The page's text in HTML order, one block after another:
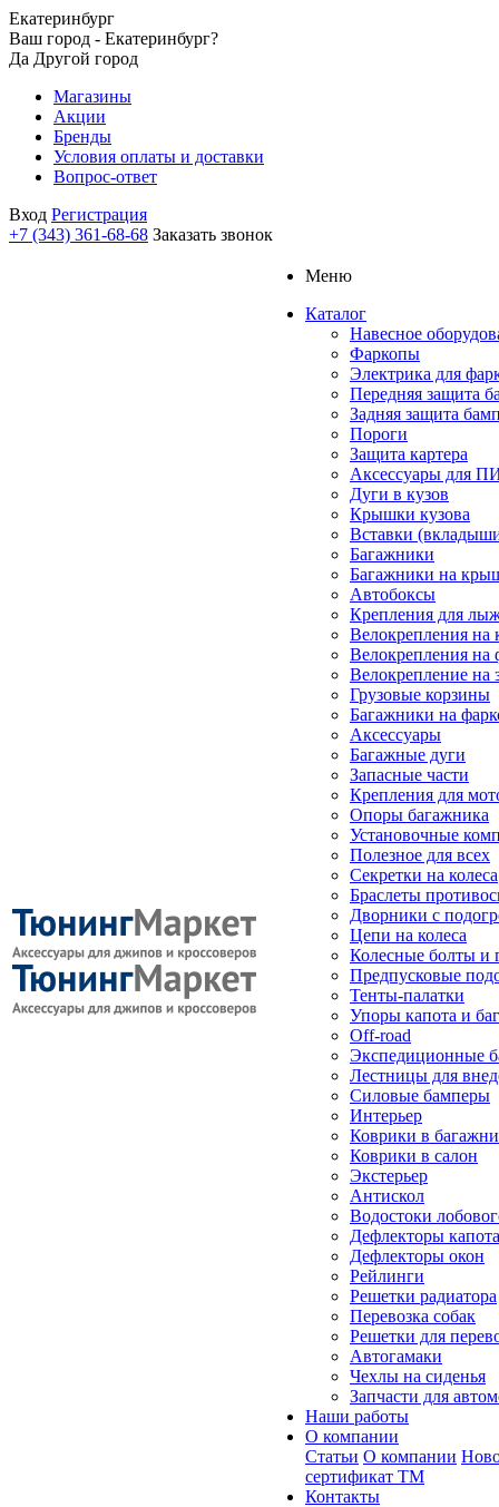
Екатеринбург
Ваш город - Екатеринбург?
Да Другой город
Магазины
Акции
Бренды
Условия оплаты и доставки
Вопрос-ответ
Вход Регистрация
+7 (343) 361-68-68 Заказать звонок
Меню
Каталог
Навесное
Фаркопы
Электрика для
Передняя защита
Задняя защита
Пороги
Защита картера
Аксессуары для
Дуги в кузов
Крышки кузова
Вставки
Багажники
Багажники на
Автобоксы
Крепления для
Велокрепления
Велокрепления на
Велокрепление на
Грузовые корзины
Багажники на
Аксессуары
Багажные дуги
Запасные части
Крепления для
Опоры багажника
Установочные
Полезное для всех
Секретки на колеса
Браслеты
Дворники с
Цепи на колеса
Колесные болты и
Предпусковые
Тенты-палатки
Упоры капота и
Off-road
Экспедиционные
Лестницы для
Силовые бамперы
Интерьер
Коврики в
Коврики в салон
Экстерьер
Антискол
Водостоки
Дефлекторы капота
Дефлекторы окон
Рейлинги
Решетки радиатора
Перевозка собак
Решетки для
Автогамаки
Чехлы на сиденья
Запчасти для
Наши работы
О компании
Статьи О компании
сертификат ТМ
Контакты